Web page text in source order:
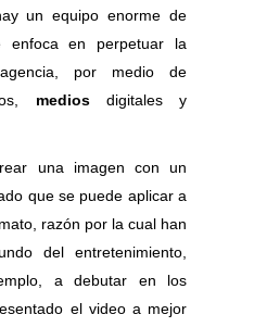
un equipo enorme de
enfoca en perpetuar la
por medio de
mediosdigitales y
una imagen con un
que se puede aplicar a
razón por la cual han
del entretenimiento,
a debutar en los
el video a mejor